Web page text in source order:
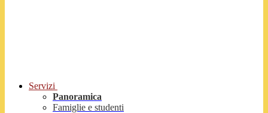
Servizi
Panoramica
Famiglie e studenti